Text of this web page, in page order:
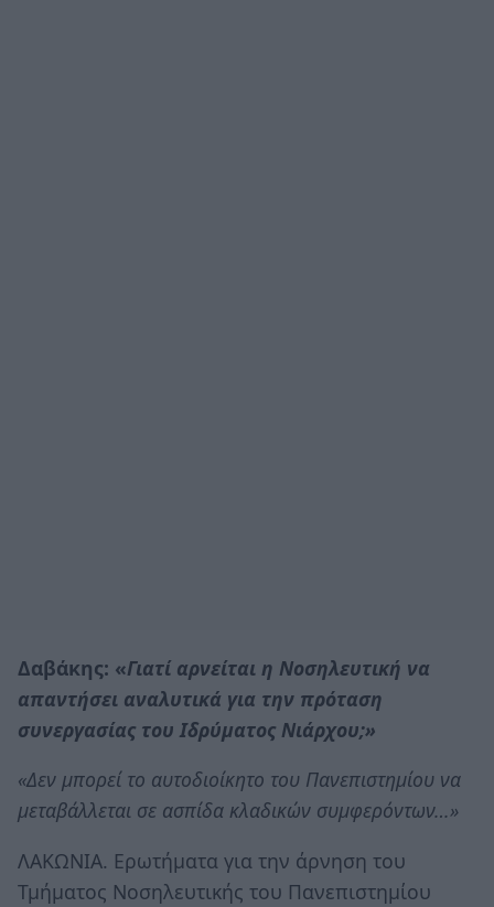
Δαβάκης: «Γιατί αρνείται η Νοσηλευτική να
απαντήσει αναλυτικά για την πρόταση
συνεργασίας του Ιδρύματος Νιάρχου;»
«Δεν μπορεί το αυτοδιοίκητο του Πανεπιστημίου να
μεταβάλλεται σε ασπίδα κλαδικών συμφερόντων…»
ΛΑΚΩΝΙΑ. Ερωτήματα για την άρνηση του
Τμήματος Νοσηλευτικής του Πανεπιστημίου